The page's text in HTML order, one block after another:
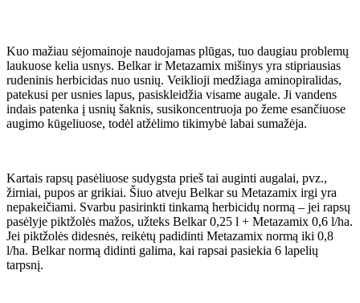
Kuo mažiau sėjomainoje naudojamas plūgas, tuo daugiau problemų
laukuose kelia usnys. Belkar ir Metazamix mišinys yra stipriausias
rudeninis herbicidas nuo usnių. Veiklioji medžiaga aminopiralidas,
patekusi per usnies lapus, pasiskleidžia visame augale. Ji vandens
indais patenka į usnių šaknis, susikoncentruoja po žeme esančiuose
augimo kūgeliuose, todėl atžėlimo tikimybė labai sumažėja.
Kartais rapsų pasėliuose sudygsta prieš tai auginti augalai, pvz.,
žirniai, pupos ar grikiai. Šiuo atveju Belkar su Metazamix irgi yra
nepakeičiami. Svarbu pasirinkti tinkamą herbicidų normą – jei rapsų
pasėlyje piktžolės mažos, užteks Belkar 0,25 l + Metazamix 0,6 l/ha.
Jei piktžolės didesnės, reikėtų padidinti Metazamix normą iki 0,8
l/ha. Belkar normą didinti galima, kai rapsai pasiekia 6 lapelių
tarpsnį.